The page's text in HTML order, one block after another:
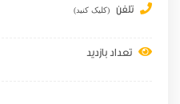
تلفن (کلیک کنید)
تعداد بازدید